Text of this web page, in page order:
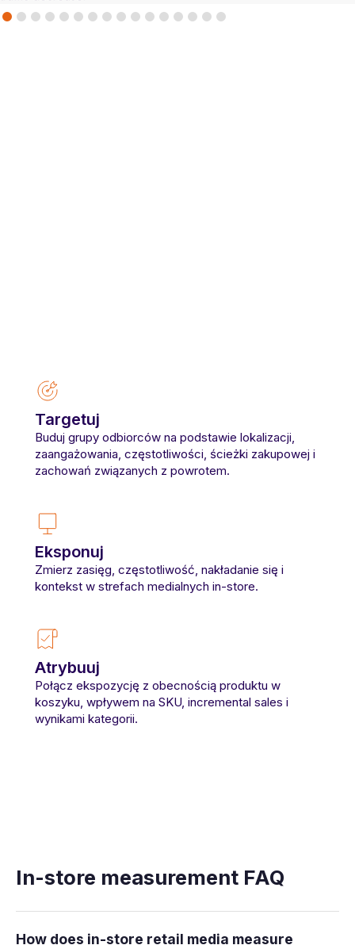
Targetuj
Buduj grupy odbiorców na podstawie lokalizacji,
zaangażowania, częstotliwości, ścieżki zakupowej i
zachowań związanych z powrotem.
Eksponuj
Zmierz zasięg, częstotliwość, nakładanie się i
kontekst w strefach medialnych in-store.
Atrybuuj
Połącz ekspozycję z obecnością produktu w
koszyku, wpływem na SKU, incremental sales i
wynikami kategorii.
In-store measurement FAQ
How does in-store retail media measure